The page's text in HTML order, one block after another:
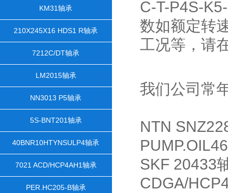
KM31轴承
210X245X16 HDS1 R轴承
7212C/DT轴承
LM2015轴承
NN3013 P5轴承
5S-BNT201轴承
40BNR10HTYNSULP4轴承
7021 ACD/HCP4AH1轴承
PER.HC205-B轴承
C-T-P4S-
数如额定转
工况等，请
我们公司常
NTN
SKF 20433
CDGA/